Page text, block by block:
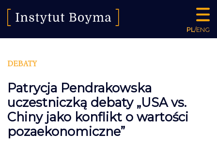
PL/ENG
DEBATY
Patrycja Pendrakowska
uczestniczką debaty „USA vs.
Chiny jako konflikt o wartości
pozaekonomiczne”